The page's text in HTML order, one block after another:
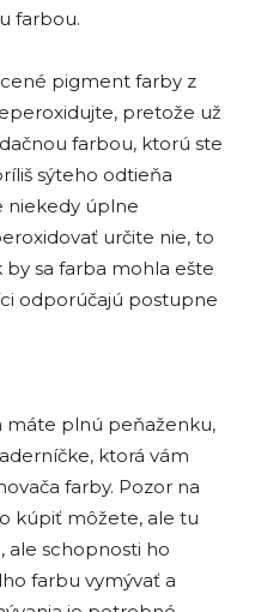
farbou.
pigment farby z
pretože už
farbou, ktorú ste
sýteho odtieňa
niekedy úplne
určite nie, to
sa farba mohla ešte
odporúčajú postupne
máte plnú peňaženku,
ktorá vám
farby. Pozor na
kúpiť môžete, ale tu
ale schopnosti ho
farbu vymývať a